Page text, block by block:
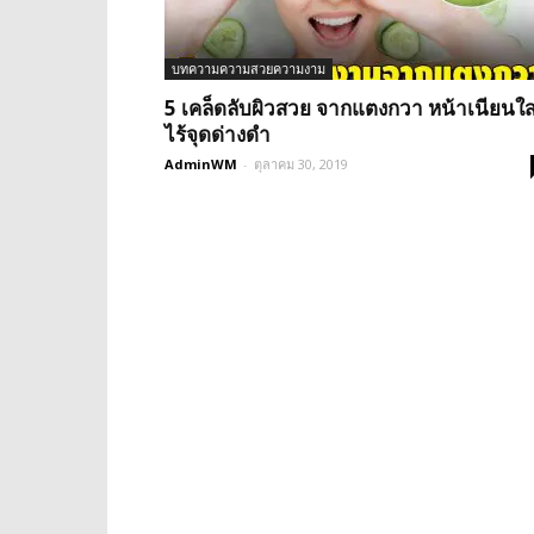
บทความความสวยความงาม
5 เคล็ดลับผิวสวย จากแตงกวา หน้าเนียนใ
ไร้จุดด่างดำ
AdminWM - ตุลาคม 30, 2019